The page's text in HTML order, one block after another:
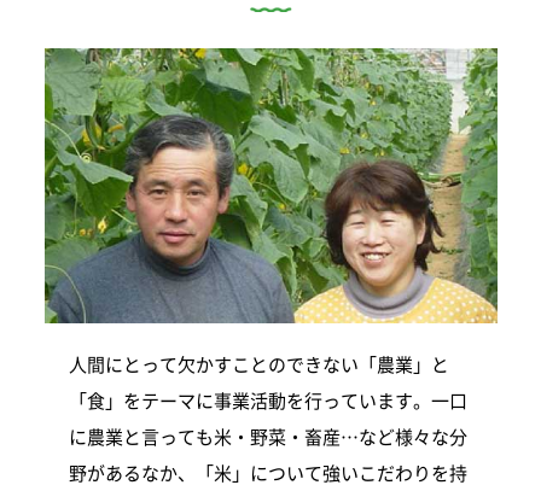
人間にとって欠かすことのできない「農業」と
「食」をテーマに事業活動を行っています。一口
に農業と言っても米・野菜・畜産…など様々な分
野があるなか、「米」について強いこだわりを持